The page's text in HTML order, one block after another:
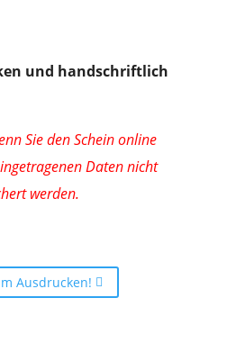
und handschriftlich
Sie den Schein online
Daten nicht
werden.
Ausdrucken!